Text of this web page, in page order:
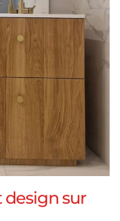
design sur